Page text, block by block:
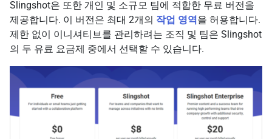
Slingshot은 또한 개인 및 소규모 팀에 적합한 무료 버전을
제공합니다. 이 버전은 최대 2개의 작업 영역 을 허용합니다.
제한 없이 이니셔티브를 관리하려는 조직 및 팀은 Slingshot
의 두 유료 요금제 중에서 선택할 수 있습니다.